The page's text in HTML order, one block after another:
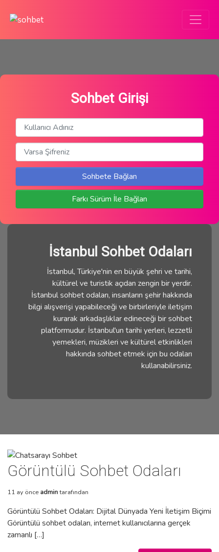
Sohbet Girişi
Sohbete Bağlan
Farkı Sürüm İle Bağlan
İstanbul Sohbet Odaları
İstanbul, Türkiye'nin en büyük şehri ve tarihi,
kültürel ve turistik açıdan zengin bir yerdir.
İstanbul sohbet odaları, insanların şehir hakkında
bilgi alışverişi yapabileceği ve birbirleriyle iletişim
kurarak arkadaşlıklar edineceği bir sohbet
platformudur. İstanbul'un tarihi yerleri, lezzetli
yemekleri, müzikleri ve kültürel etkinlikleri
hakkında sohbet etmek için bu odaları
kullanabilirsiniz.
Görüntülü Sohbet Odaları
11 ay önce admintarafından
Görüntülü Sohbet Odaları: Dijital Dünyada Yeni İletişim Biçimi
Görüntülü sohbet odaları, internet kullanıcılarına gerçek
zamanlı […]